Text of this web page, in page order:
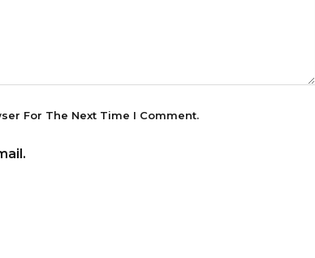
For The Next Time I Comment.